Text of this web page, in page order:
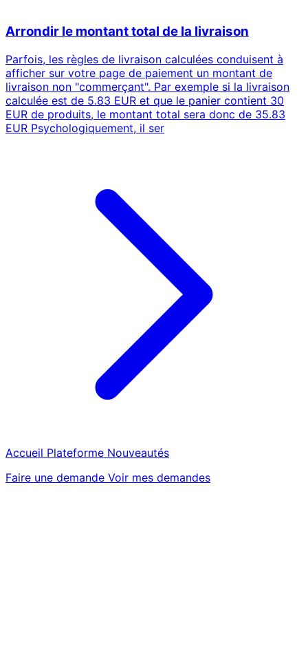
Arrondir le montant total de la livraison
Parfois, les règles de livraison calculées conduisent à
afficher sur votre page de paiement un montant de
livraison non "commerçant". Par exemple si la livraison
calculée est de 5.83 EUR et que le panier contient 30
EUR de produits, le montant total sera donc de 35.83
EUR Psychologiquement, il ser
Accueil Plateforme Nouveautés
Faire une demande Voir mes demandes